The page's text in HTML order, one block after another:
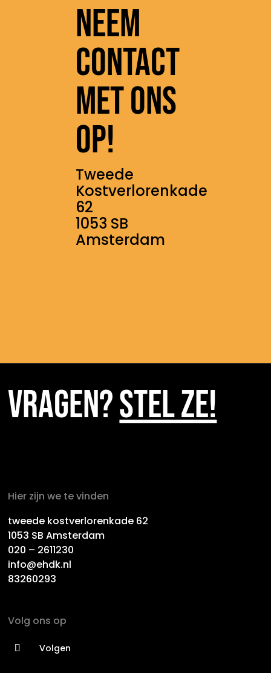
Neem
contact
met ons
op!
Tweede
Kostverlorenkade
62
1053 SB
Amsterdam
VRAGEN?STEL ZE!
Hier zijn we te vinden
tweede kostverlorenkade 62
1053 SB Amsterdam
020 – 2611230
info@ehdk.nl
83260293
Volg ons op
Volgen